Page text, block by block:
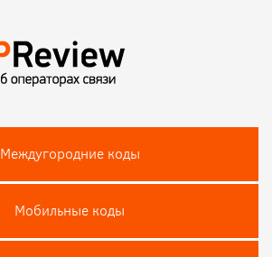
Междугородние коды
Мобильные коды